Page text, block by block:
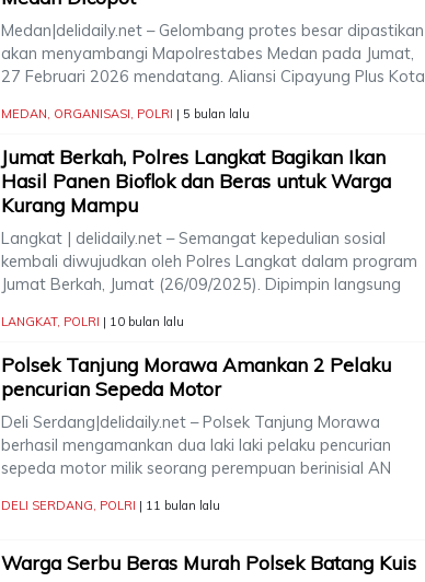
Medan|delidaily.net – Gelombang protes besar dipastikan
akan menyambangi Mapolrestabes Medan pada Jumat,
27 Februari 2026 mendatang. Aliansi Cipayung Plus Kota
MEDAN, ORGANISASI, POLRI | 5 bulan lalu
Jumat Berkah, Polres Langkat Bagikan Ikan
Hasil Panen Bioflok dan Beras untuk Warga
Kurang Mampu
Langkat | delidaily.net – Semangat kepedulian sosial
kembali diwujudkan oleh Polres Langkat dalam program
Jumat Berkah, Jumat (26/09/2025). Dipimpin langsung
LANGKAT, POLRI | 10 bulan lalu
Polsek Tanjung Morawa Amankan 2 Pelaku
pencurian Sepeda Motor
Deli Serdang|delidaily.net – Polsek Tanjung Morawa
berhasil mengamankan dua laki laki pelaku pencurian
sepeda motor milik seorang perempuan berinisial AN
DELI SERDANG, POLRI | 11 bulan lalu
Warga Serbu Beras Murah Polsek Batang Kuis